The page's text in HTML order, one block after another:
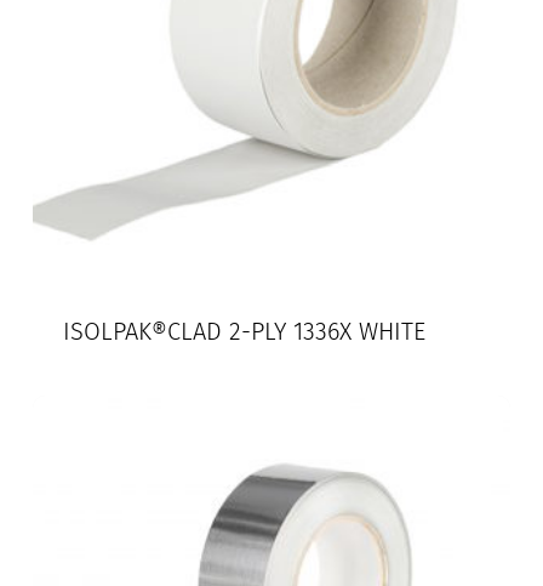
ISOLPAK®CLAD 2-PLY 1336X WHITE